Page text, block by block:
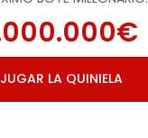
JUGAR LA QUINIELA